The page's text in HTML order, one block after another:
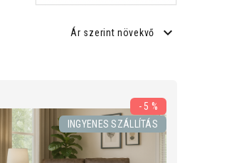
Ár szerint növekvő
- 5 %
INGYENES SZÁLLÍTÁS